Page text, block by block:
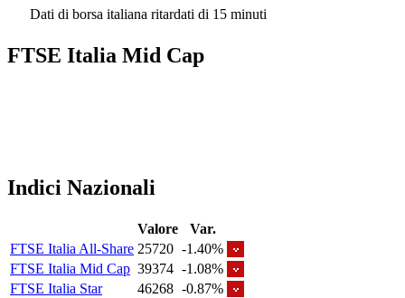
Dati di borsa italiana ritardati di 15 minuti
FTSE Italia Mid Cap
Indici Nazionali
Valore
Var.
FTSE Italia All-Share 25720 -1.40%
FTSE Italia Mid Cap 39374 -1.08%
FTSE Italia Star
46268 -0.87%